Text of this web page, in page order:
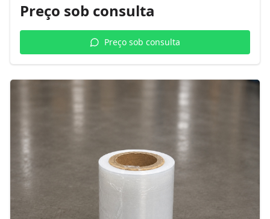
Preço sob consulta
Preço sob consulta